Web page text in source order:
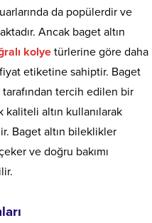
da popülerdir ve
Ancak baget altın
kolye türlerine göre daha
etiketine sahiptir. Baget
tercih edilen bir
altın kullanılarak
Baget altın bileklikler
ve doğru bakımı